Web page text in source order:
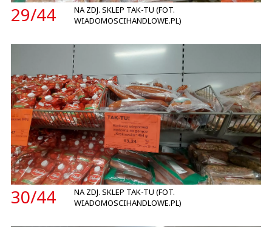
29/44
NA ZDJ. SKLEP TAK-TU (FOT.
WIADOMOSCIHANDLOWE.PL)
30/44
NA ZDJ. SKLEP TAK-TU (FOT.
WIADOMOSCIHANDLOWE.PL)